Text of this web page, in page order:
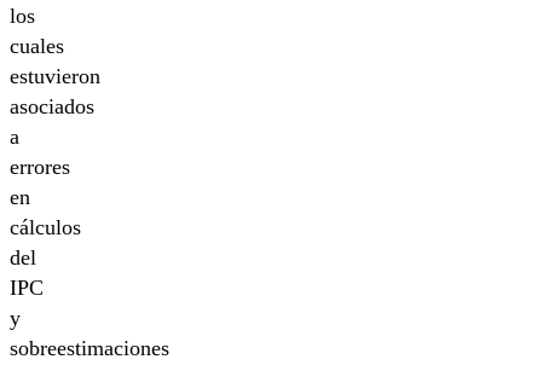
los
cuales
estuvieron
asociados
a
errores
en
cálculos
del
IPC
y
sobreestimaciones